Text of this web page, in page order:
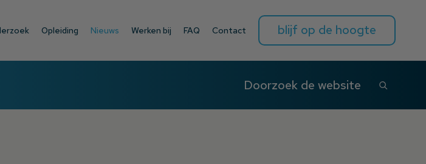
Opleiding Nieuws Werken bij FAQ Contact blijf op de hoogte